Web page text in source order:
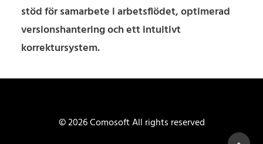
stöd för samarbete i arbetsflödet, optimerad
versionshantering och ett intuitivt
korrektursystem.
© 2026 Comosoft All rights reserved